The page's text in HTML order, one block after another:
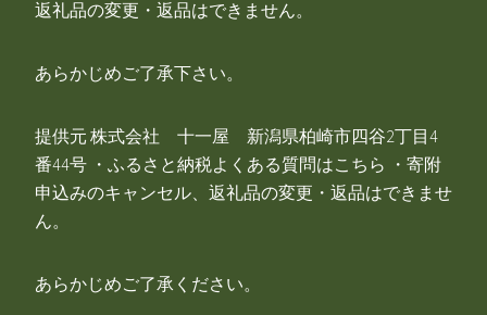
返礼品の変更・返品はできません。
あらかじめご了承下さい。
提供元 株式会社 十一屋 新潟県柏崎市四谷2丁目4
番44号 ・ふるさと納税よくある質問はこちら ・寄附
申込みのキャンセル、返礼品の変更・返品はできませ
ん。
あらかじめご了承ください。